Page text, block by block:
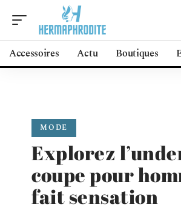
Accessoires Actu Boutiques
MODE
Explorez
coupe pour
fait sensation